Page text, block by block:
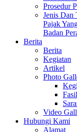
Prosedur
Jenis Dan
Pajak
Badan
Berita
Berita
Kegiatan
Artikel
Photo
Video
Hubungi Kami
Alamat